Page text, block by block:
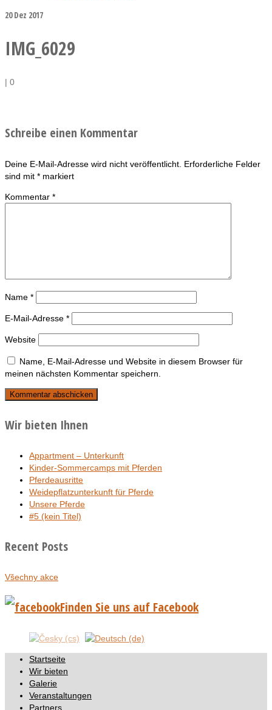
20Dez 2017
IMG_6029
| 0
Schreibe einen Kommentar
Deine E-Mail-Adresse wird nicht veröffentlicht. Erforderliche Felder
sind mit * markiert
Kommentar *
Name *
E-Mail-Adresse *
Website
Name, E-Mail-Adresse und Website in diesem Browser für
meinen nächsten Kommentar speichern.
Wir bieten Ihnen
Appartment – Unterkunft
Kinder-Sommercamps mit Pferden
Pferdeausritte
Weidepflatzunterkunft für Pferde
Unsere Pferde
#5 (kein Titel)
Recent Posts
Všechny akce
Finden Sie uns auf Facebook
Startseite
Wir bieten
Galerie
Veranstaltungen
Partners